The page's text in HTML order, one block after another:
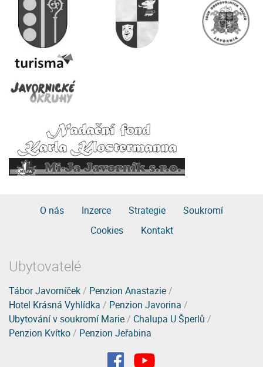
O nás Inzerce Strategie
Soukromí
Cookies
Kontakt
Ubytovatelé
Tábor Javorníček/ Penzion Anastazie/
Hotel Krásná Vyhlídka / Penzion Javorina /
Ubytování v soukromí Marie/ Chalupa U Šperlů /
Penzion Kvítko/ Penzion Jeřabina